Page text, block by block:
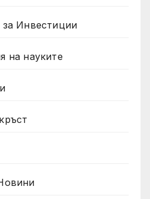
за Инвестиции
на науките